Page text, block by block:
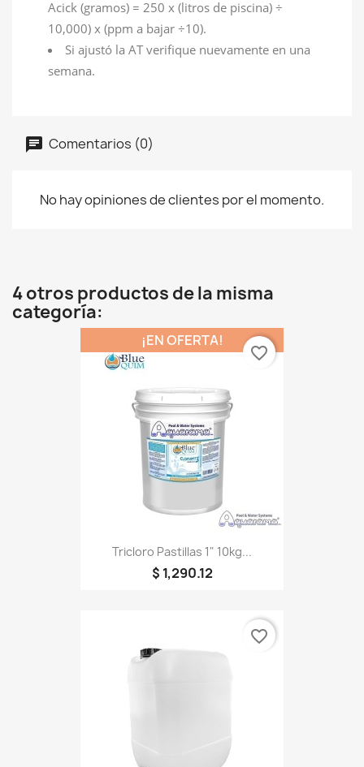
Acick (gramos) = 250 x (litros de piscina) ÷
10,000) x (ppm a bajar ÷10).
Si ajustó la AT verifique nuevamente en una
semana.
Comentarios (0)
No hay opiniones de clientes por el momento.
4 otros productos de la misma
categoría:
Tricloro Pastillas 1" 10kg...
$ 1,290.12
¡EN OFERTA!
favorite_border
favorite_border